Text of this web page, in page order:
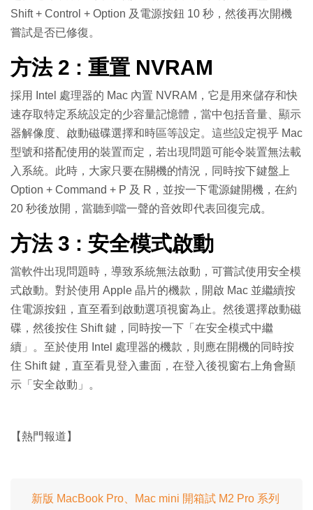
Shift + Control + Option 及電源按鈕 10 秒，然後再次開機
嘗試是否已修復。
方法 2 : 重置 NVRAM
採用 Intel 處理器的 Mac 內置 NVRAM，它是用來儲存和快
速存取特定系統設定的少容量記憶體，當中包括音量、顯示
器解像度、啟動磁碟選擇和時區等設定。這些設定視乎 Mac
型號和搭配使用的裝置而定，若出現問題可能令裝置無法載
入系統。此時，大家只要在關機的情況，同時按下鍵盤上
Option + Command + P 及 R，並按一下電源鍵開機，在約
20 秒後放開，當聽到噹一聲的音效即代表回復完成。
方法 3 : 安全模式啟動
當軟件出現問題時，導致系統無法啟動，可嘗試使用安全模
式啟動。對於使用 Apple 晶片的機款，開啟 Mac 並繼續按
住電源按鈕，直至看到啟動選項視窗為止。然後選擇啟動磁
碟，然後按住 Shift 鍵，同時按一下「在安全模式中繼
續」。至於使用 Intel 處理器的機款，則應在開機的同時按
住 Shift 鍵，直至看見登入畫面，在登入後視窗右上角會顯
示「安全啟動」。
【熱門報道】
新版 MacBook Pro、Mac mini 開箱試 M2 Pro 系列